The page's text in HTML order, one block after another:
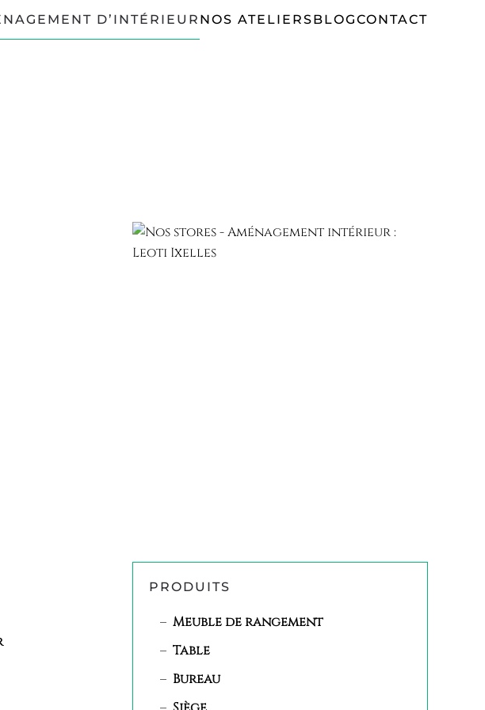
D’INTÉRIEUR NOS ATELIERSBLOGCONTACT
PRODUITS
Meuble de rangement
Table
Bureau